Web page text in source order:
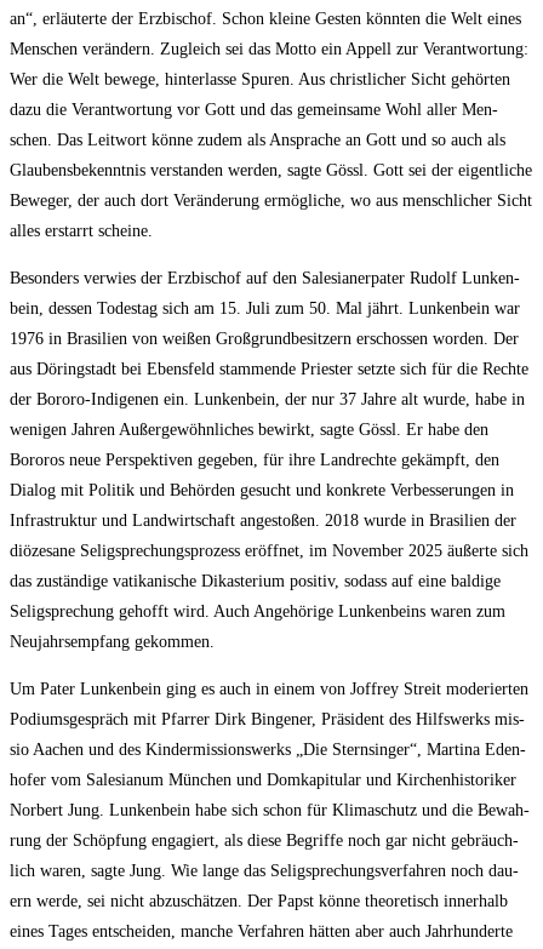
an“, erläu­ter­te der Erz­bi­schof. Schon klei­ne Ges­ten könn­ten die Welt eines
Men­schen ver­än­dern. Zugleich sei das Mot­to ein Appell zur Ver­ant­wor­tung:
Wer die Welt bewe­ge, hin­ter­las­se Spu­ren. Aus christ­li­cher Sicht gehör­ten
dazu die Ver­ant­wor­tung vor Gott und das gemein­sa­me Wohl aller Men­
schen. Das Leit­wort kön­ne zudem als Anspra­che an Gott und so auch als
Glau­bens­be­kennt­nis ver­stan­den wer­den, sag­te Gössl. Gott sei der eigent­li­che
Bewe­ger, der auch dort Ver­än­de­rung ermög­li­che, wo aus mensch­li­cher Sicht
alles erstarrt scheine.
Beson­ders ver­wies der Erz­bi­schof auf den Sale­sia­ner­pa­ter Rudolf Lun­ken­
bein, des­sen Todes­tag sich am 15. Juli zum 50. Mal jährt. Lun­ken­bein war
1976 in Bra­si­li­en von wei­ßen Groß­grund­be­sit­zern erschos­sen wor­den. Der
aus Döring­stadt bei Ebens­feld stam­men­de Pries­ter setz­te sich für die Rech­te
der Bororo-Indi­ge­nen ein. Lun­ken­bein, der nur 37 Jah­re alt wur­de, habe in
weni­gen Jah­ren Außer­ge­wöhn­li­ches bewirkt, sag­te Gössl. Er habe den
Bororos neue Per­spek­ti­ven gege­ben, für ihre Land­rech­te gekämpft, den
Dia­log mit Poli­tik und Behör­den gesucht und kon­kre­te Ver­bes­se­run­gen in
Infra­struk­tur und Land­wirt­schaft ange­sto­ßen. 2018 wur­de in Bra­si­li­en der
diö­ze­sa­ne Selig­spre­chungs­pro­zess eröff­net, im Novem­ber 2025 äußer­te sich
das zustän­di­ge vati­ka­ni­sche Dik­as­te­ri­um posi­tiv, sodass auf eine bal­di­ge
Selig­spre­chung gehofft wird. Auch Ange­hö­ri­ge Lun­ken­beins waren zum
Neu­jahrs­emp­fang gekommen.
Um Pater Lun­ken­bein ging es auch in einem von Joffrey Streit mode­rier­ten
Podi­ums­ge­spräch mit Pfar­rer Dirk Bin­ge­ner, Prä­si­dent des Hilfs­werks mis­
sio Aachen und des Kin­der­mis­si­ons­werks „Die Stern­sin­ger“, Mar­ti­na Eden­
ho­fer vom Sale­sia­num Mün­chen und Dom­ka­pi­tu­lar und Kir­chen­his­to­ri­ker
Nor­bert Jung. Lun­ken­bein habe sich schon für Kli­ma­schutz und die Bewah­
rung der Schöp­fung enga­giert, als die­se Begrif­fe noch gar nicht gebräuch­
lich waren, sag­te Jung. Wie lan­ge das Selig­spre­chungs­ver­fah­ren noch dau­
ern wer­de, sei nicht abzu­schät­zen. Der Papst kön­ne theo­re­tisch inner­halb
eines Tages ent­schei­den, man­che Ver­fah­ren hät­ten aber auch Jahr­hun­der­te